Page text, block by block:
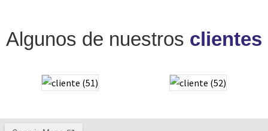
Algunos de nuestros clientes